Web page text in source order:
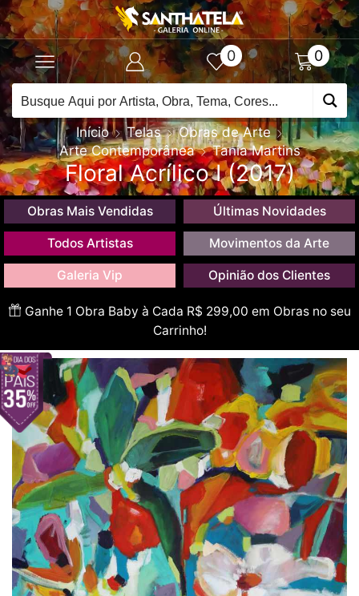
0 0
Início Telas
Obras de Arte
Arte Contemporânea
Tania Martins
Floral Acrílico I (2017)
Obras Mais Vendidas Últimas Novidades
Todos Artistas Movimentos da Arte
Galeria Vip Opinião dos Clientes
Ganhe 1 Obra Baby à Cada R$ 299,00 em Obras no seu
Carrinho!